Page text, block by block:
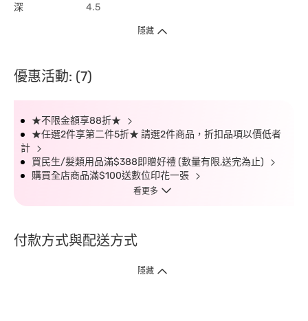
深 4.5
隱藏
優惠活動: (7)
★不限金額享88折★
★任選2件享第二件5折★ 請選2件商品，折扣品項以價低者
計
買民生/髮類用品滿$388即贈好禮 (數量有限,送完為止)
購買全店商品滿$100送數位印花一張
看更多
付款方式與配送方式
隱藏